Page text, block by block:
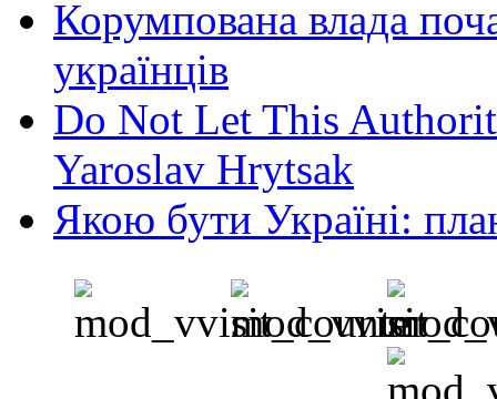
Корумпована влада
українців
Do Not Let This
Yaroslav Hrytsak
Якою бути Україні: